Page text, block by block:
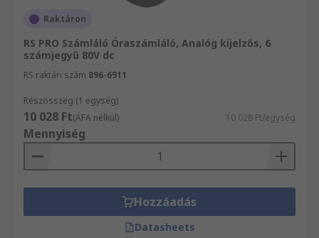
Raktáron
RS PRO Számláló Óraszámláló, Analóg kijelzős, 6
számjegyű 80V dc
RS raktári szám 896-6911
Részösszeg (1 egység)
10 028 Ft(ÁFA nélkül) 10 028 Ft/egység
Mennyiség
Hozzáadás
Datasheets